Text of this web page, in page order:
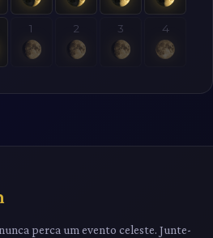
1 2 3 4
perca um evento celeste. Junte-